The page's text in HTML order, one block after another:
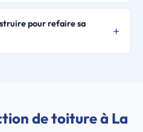
pour refaire sa
de toiture à La